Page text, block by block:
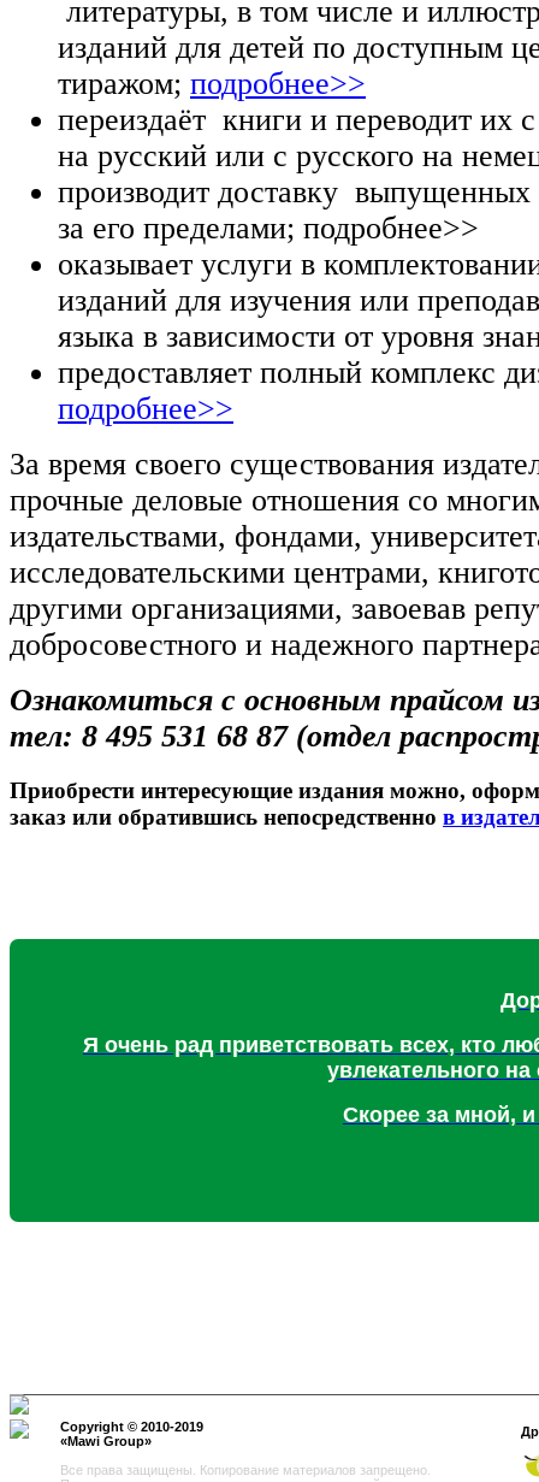
литературы, в том числе и
изданий для детей по доступным
тиражом; подробнее>>
переиздаёт книги и переводит их
на русский или с русского на
производит доставку
за его пределами; подробнее>>
оказывает услуги в
изданий для изучения или
языка в зависимости от уровня
предоставляет полный комплекс
подробнее>>
За время своего существования
прочные деловые отношения со
издательствами, фондами,
исследовательскими центрами,
другими организациями, завоевав
добросовестного и надежного
Ознакомиться с основным прайсом
тел: 8 495 531 68 87 (отдел
Приобрести интересующие издания можно,
заказ или обратившись непосредственно в
Я очень рад приветствовать всех, кто
увлекательного
Скорее за мной,
Copyright © 2010-2019
«Mawi Group»
Все права защищены. Копирование материалов запрещено.